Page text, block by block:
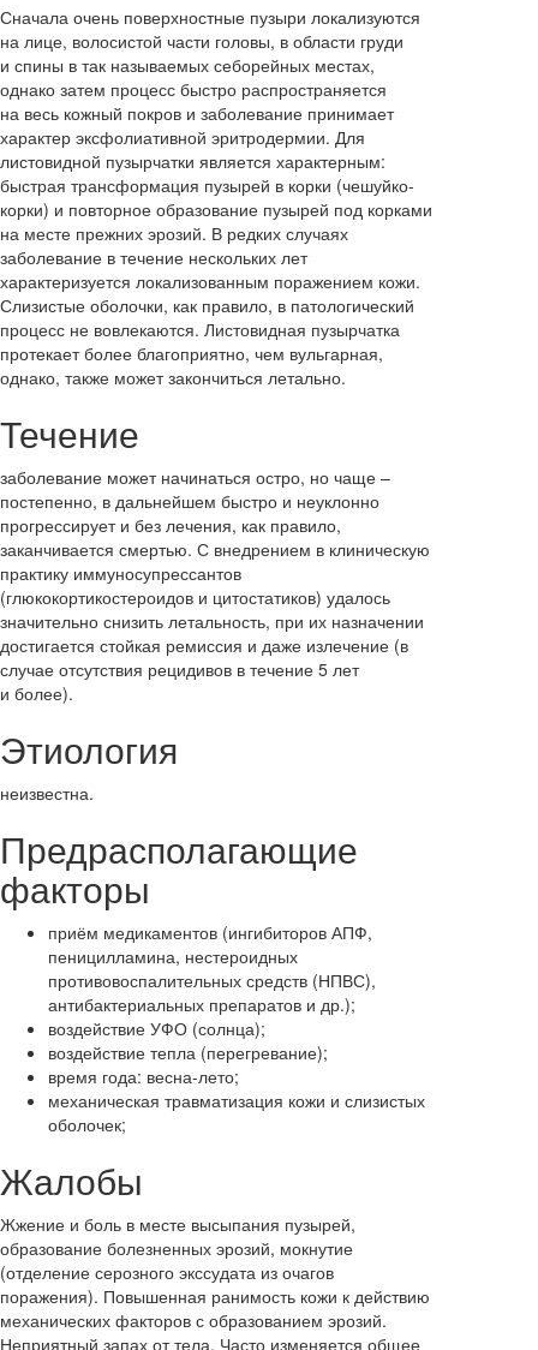
Сначала очень поверхностные пузыри локализуются
на лице, волосистой части головы, в области груди
и спины в так называемых себорейных местах,
однако затем процесс быстро распространяется
на весь кожный покров и заболевание принимает
характер эксфолиативной эритродермии. Для
листовидной пузырчатки является характерным:
быстрая трансформация пузырей в корки (чешуйко-
корки) и повторное образование пузырей под корками
на месте прежних эрозий. В редких случаях
заболевание в течение нескольких лет
характеризуется локализованным поражением кожи.
Слизистые оболочки, как правило, в патологический
процесс не вовлекаются. Листовидная пузырчатка
протекает более благоприятно, чем вульгарная,
однако, также может закончиться летально.
Течение
заболевание может начинаться остро, но чаще –
постепенно, в дальнейшем быстро и неуклонно
прогрессирует и без лечения, как правило,
заканчивается смертью. С внедрением в клиническую
практику иммуносупрессантов
(глюкокортикостероидов и цитостатиков) удалось
значительно снизить летальность, при их назначении
достигается стойкая ремиссия и даже излечение (в
случае отсутствия рецидивов в течение 5 лет
и более).
Этиология
неизвестна.
Предрасполагающие
факторы
приём медикаментов (ингибиторов АПФ,
пеницилламина, нестероидных
противовоспалительных средств (НПВС),
антибактериальных препаратов и др.);
воздействие УФО (солнца);
воздействие тепла (перегревание);
время года: весна-лето;
механическая травматизация кожи и слизистых
оболочек;
Жалобы
Жжение и боль в месте высыпания пузырей,
образование болезненных эрозий, мокнутие
(отделение серозного экссудата из очагов
поражения). Повышенная ранимость кожи к действию
механических факторов с образованием эрозий.
Неприятный запах от тела. Часто изменяется общее